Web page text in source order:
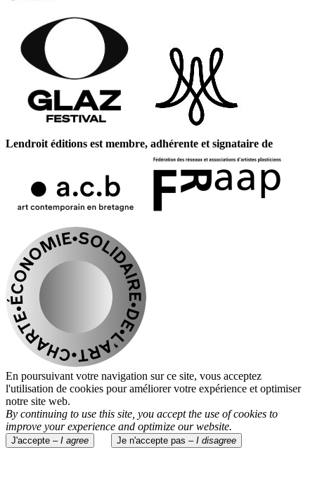
Lendroit éditions est membre, adhérente et signataire de
En poursuivant votre navigation sur ce site, vous acceptez
l'utilisation de cookies pour améliorer votre expérience et optimiser
notre site web.
By continuing to use this site, you accept the use of cookies to
improve your experience and optimize our website.
J'accepte – I agree Je n'accepte pas – I disagree